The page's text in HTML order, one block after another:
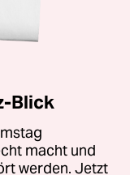
Blick
macht und
werden. Jetzt